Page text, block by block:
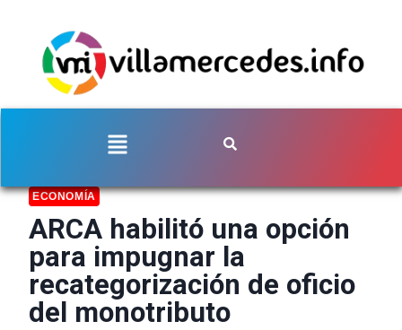
ECONOMÍA
ARCA habilitó una opción
para impugnar la
recategorización de oficio
del monotributo